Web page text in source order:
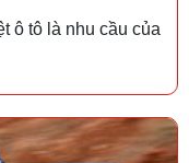
ô tô là nhu cầu của